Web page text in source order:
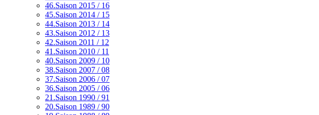
46.Saison 2015 / 16
45.Saison 2014 / 15
44.Saison 2013 / 14
43.Saison 2012 / 13
42.Saison 2011 / 12
41.Saison 2010 / 11
40.Saison 2009 / 10
38.Saison 2007 / 08
37.Saison 2006 / 07
36.Saison 2005 / 06
21.Saison 1990 / 91
20.Saison 1989 / 90